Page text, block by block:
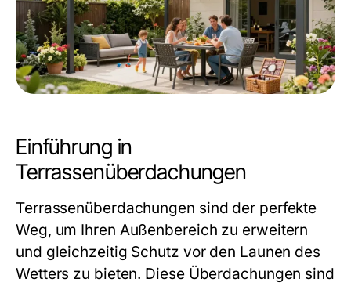
Einführung in
Terrassenüberdachungen
Terrassenüberdachungen sind der perfekte
Weg, um Ihren Außenbereich zu erweitern
und gleichzeitig Schutz vor den Launen des
Wetters zu bieten. Diese Überdachungen sind